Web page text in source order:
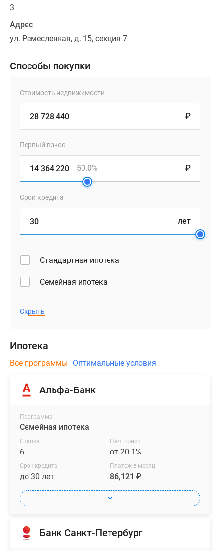
3
Адрес
ул. Ремесленная, д. 15, секция 7
Способы покупки
Стоимость недвижимости
₽
Первый взнос
₽
50.0%
Срок кредита
лет
Стандартная ипотека
Семейная ипотека
Скрыть
Ипотека
Все программы Оптимальные условия
Альфа-Банк
Программа
Семейная ипотека
Ставка
6
Нач. взнос
от 20.1%
Срок кредита
до 30 лет
Платеж в месяц
86,121 ₽
Банк Санкт-Петербург